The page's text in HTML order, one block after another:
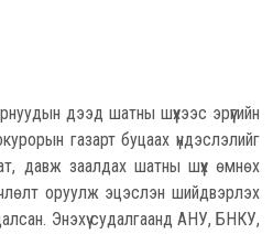
дээд шатны шүүхээс эрүүгийн
газарт буцаах үндэслэлийг
давж заалдах шатны шүүх өмнөх
оруулж эцэслэн шийдвэрлэх
Энэхүү судалгаанд АНУ, БНКУ,